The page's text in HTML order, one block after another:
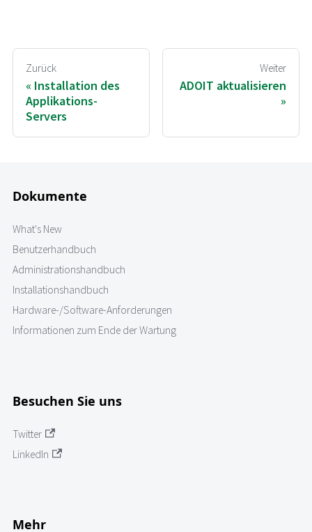
Zurück
Installation des
Applikations-
Servers
Weiter
ADOIT aktualisieren
Dokumente
What's New
Benutzerhandbuch
Administrationshandbuch
Installationshandbuch
Hardware-/Software-Anforderungen
Informationen zum Ende der Wartung
Besuchen Sie uns
Twitter
LinkedIn
Mehr